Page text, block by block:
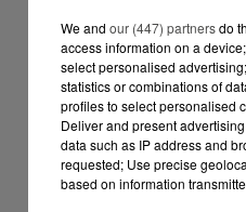
We and our (447) partnersdo
access information on a
select personalised
statistics or combinations of
profiles to select personalised
Deliver and present
data such as IP address and
requested; Use precise
based on information